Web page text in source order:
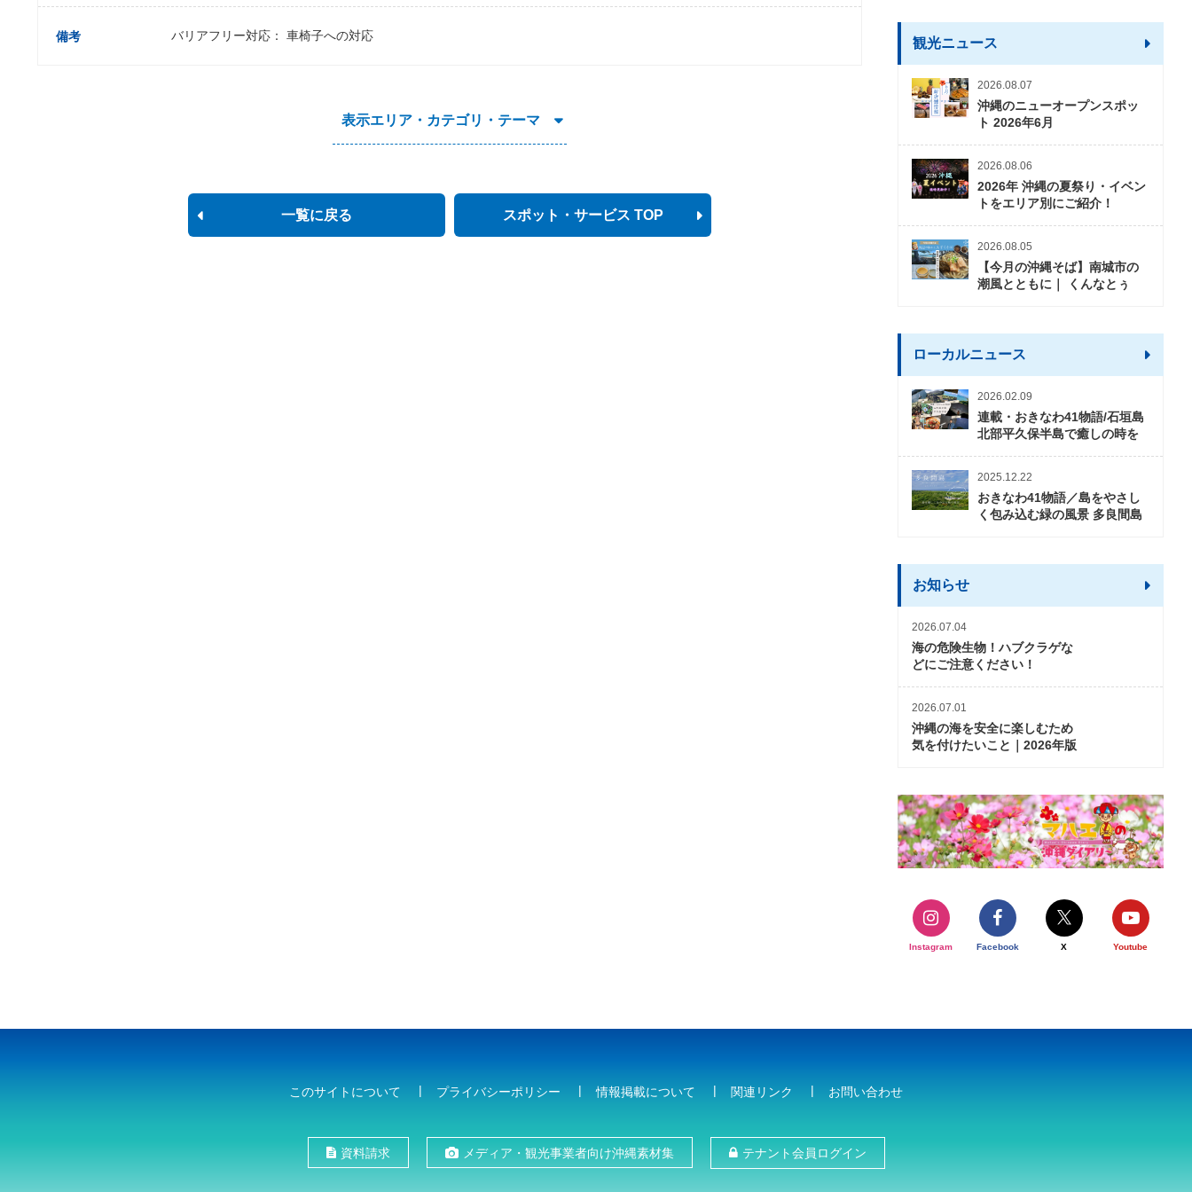
備考 バリアフリー対応： 車椅子への対応
表示エリア・カテゴリ・テーマ
一覧に戻る スポット・サービス TOP
観光ニュース
2026.08.07
沖縄のニューオープンスポッ
ト 2026年6月
2026.08.06
2026年 沖縄の夏祭り・イベン
トをエリア別にご紹介！
2026.08.05
【今月の沖縄そば】南城市の
潮風とともに｜ くんなとぅ
ローカルニュース
2026.02.09
連載・おきなわ41物語/石垣島
北部平久保半島で癒しの時を
2025.12.22
おきなわ41物語／島をやさし
く包み込む緑の風景 多良間島
お知らせ
2026.07.04
海の危険生物！ハブクラゲな
どにご注意ください！
2026.07.01
沖縄の海を安全に楽しむため
気を付けたいこと｜2026年版
Instagram Facebook X Youtube
このサイトについて プライバシーポリシー 情報掲載について 関連リンク お問い合わせ
資料請求 メディア・観光事業者向け沖縄素材集 テナント会員ログイン